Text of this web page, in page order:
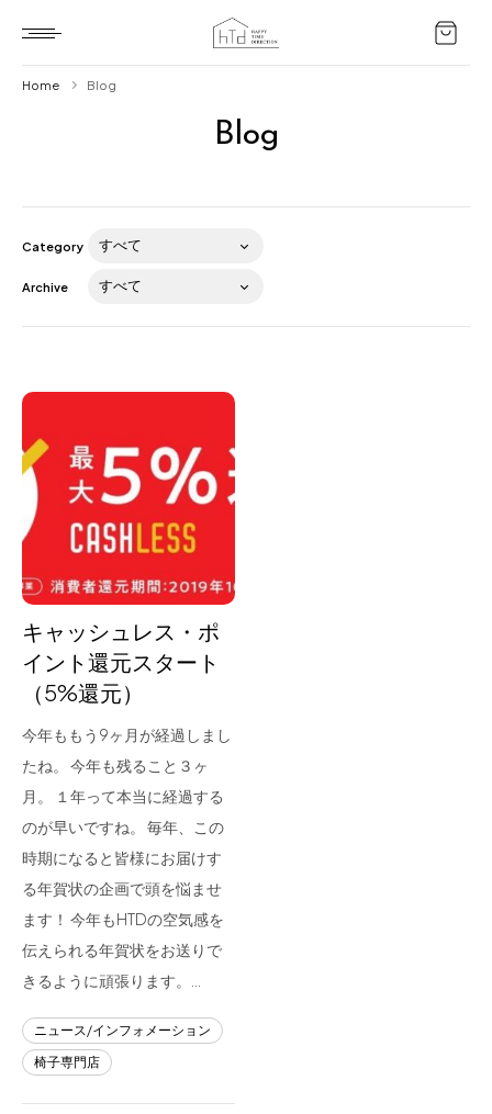
About us
for Business
Recruit
Contact
フラッグシップストア
熊本店
Arv
Blog
Home Blog
Category
Archive
キャッシュレス・ポ
イント還元スタート
（5%還元）
今年ももう9ヶ月が経過しまし
たね。 今年も残ること３ヶ
月。 １年って本当に経過する
のが早いですね。 毎年、この
時期になると皆様にお届けす
る年賀状の企画で頭を悩ませ
ます！ 今年もHTDの空気感を
伝えられる年賀状をお送りで
きるように頑張ります。…
ニュース/インフォメーション
椅子専門店